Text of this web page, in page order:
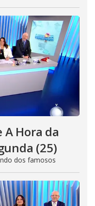
Hora da
(25)
dos famosos